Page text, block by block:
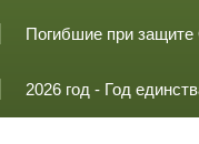
Погибшие при защите
2026 год - Год